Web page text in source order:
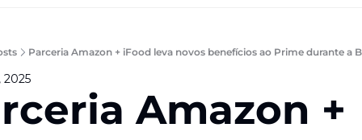
Parceria Amazon + iFood leva novos benefícios ao Prime durante a
2025
Amazon +